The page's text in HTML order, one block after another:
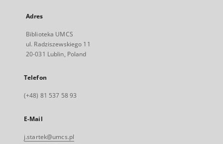
Adres
Biblioteka UMCS
ul. Radziszewskiego 11
20-031 Lublin, Poland
Telefon
(+48) 81 537 58 93
E-Mail
j.startek@umcs.pl